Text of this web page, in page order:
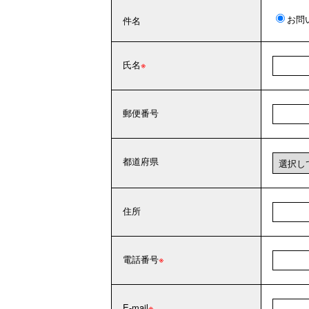
件名 お問
氏名
郵便番号
都道府県
住所
電話番号